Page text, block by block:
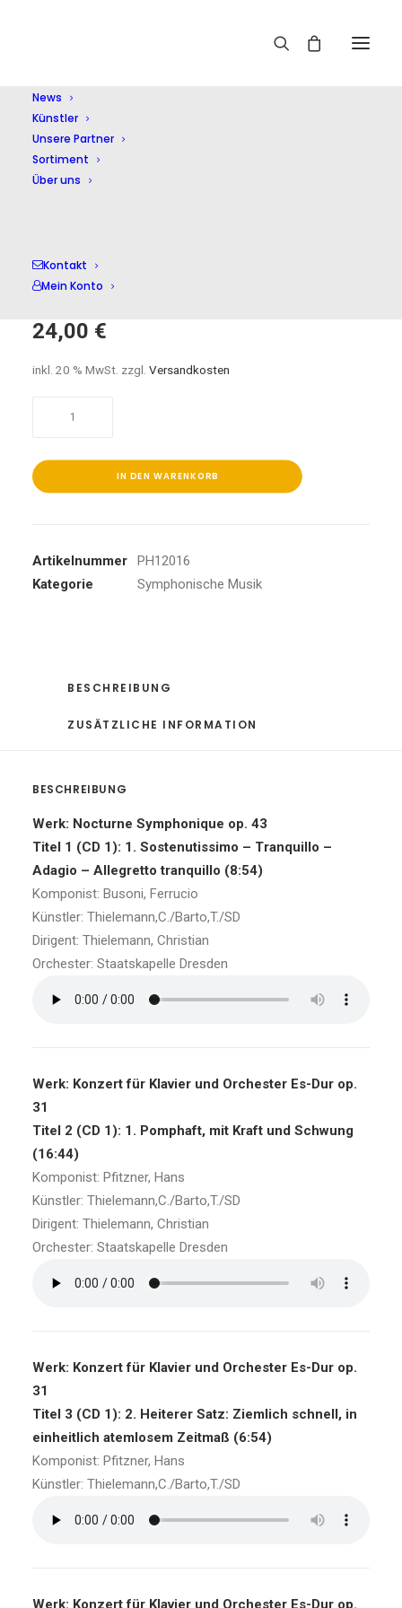
News
Künstler
Unsere Partner
Sortiment
Über uns
Kontakt
Mein Konto
Nocturne
Symphonique/
24,00 €
inkl. 20 % MwSt. zzgl. Versandkosten
IN DEN WARENKORB
Artikelnummer
PH12016
Kategorie
Symphonische Musik
BESCHREIBUNG
ZUSÄTZLICHE INFORMATION
BESCHREIBUNG
Werk: Nocturne Symphonique op. 43
Titel 1 (CD 1): 1. Sostenutissimo – Tranquillo –
Adagio – Allegretto tranquillo (8:54)
Komponist: Busoni, Ferrucio
Künstler: Thielemann,C./Barto,T./SD
Dirigent: Thielemann, Christian
Orchester: Staatskapelle Dresden
Werk: Konzert für Klavier und Orchester Es-Dur op.
31
Titel 2 (CD 1): 1. Pomphaft, mit Kraft und Schwung
(16:44)
Komponist: Pfitzner, Hans
Künstler: Thielemann,C./Barto,T./SD
Dirigent: Thielemann, Christian
Orchester: Staatskapelle Dresden
Werk: Konzert für Klavier und Orchester Es-Dur op.
31
Titel 3 (CD 1): 2. Heiterer Satz: Ziemlich schnell, in
einheitlich atemlosem Zeitmaß (6:54)
Komponist: Pfitzner, Hans
Künstler: Thielemann,C./Barto,T./SD
Werk: Konzert für Klavier und Orchester Es-Dur op.